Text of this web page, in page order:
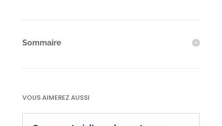
Sommaire
VOUS AIMEREZ AUSSI